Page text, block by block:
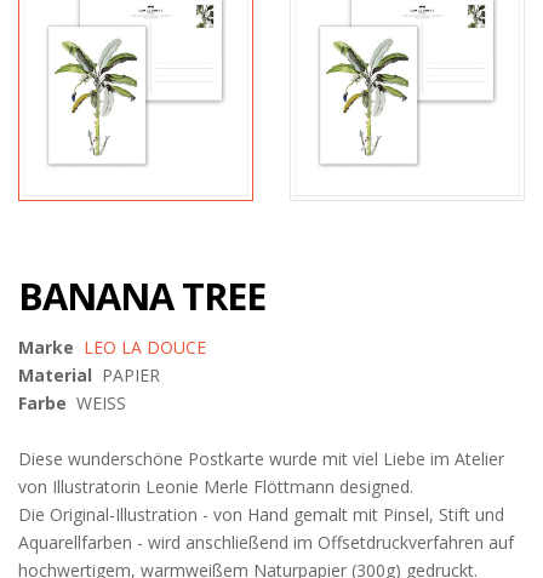
BANANA TREE
Marke LEO LA DOUCE
Material PAPIER
Farbe WEISS
Diese wunderschöne Postkarte wurde mit viel Liebe im Atelier
von Illustratorin Leonie Merle Flöttmann designed.
Die Original-Illustration - von Hand gemalt mit Pinsel, Stift und
Aquarellfarben - wird anschließend im Offsetdruckverfahren auf
hochwertigem, warmweißem Naturpapier (300g) gedruckt.